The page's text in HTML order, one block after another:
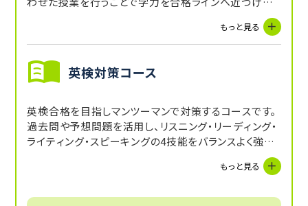
もっと見る
英検対策コース
英検合格を目指しマンツーマンで対策するコースです。
過去問や予想問題を活用し、リスニング・リーディング・
ライティング・スピーキングの4技能をバランスよく強化
します。現状の学力に合わせて単語・文法の基礎固めか
ら面接練習まで一貫したサポートで結果を出します。
もっと見る